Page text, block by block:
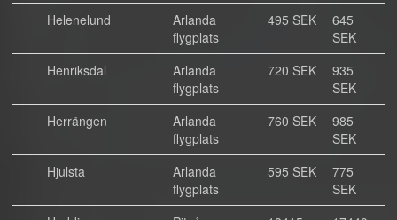
Helenelund
Arlanda
flygplats
495 SEK
645
SEK
Henriksdal
Arlanda
flygplats
720 SEK
935
SEK
Herrängen
Arlanda
flygplats
760 SEK
985
SEK
Hjulsta
Arlanda
flygplats
595 SEK
775
SEK